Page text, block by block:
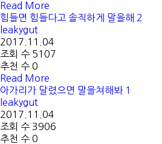
Read More
힘들면 힘들다고 솔직하게 말을해 2
leakygut
2017.11.04
조회 수 5107
추천 수 0
Read More
아가리가 달렸으면 말을쳐해봐 1
leakygut
2017.11.04
조회 수 3906
추천 수 0